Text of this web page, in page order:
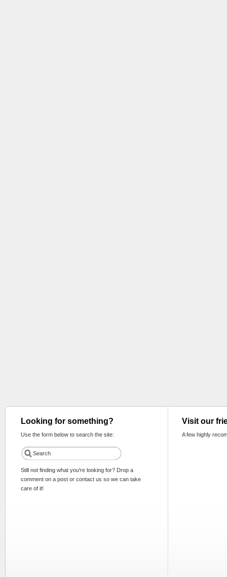
Looking for something?
Use the form below to search the site:
Still not finding what you're looking for? Drop a
comment on a post or contact us so we can take
care of it!
Visit our
A few highly